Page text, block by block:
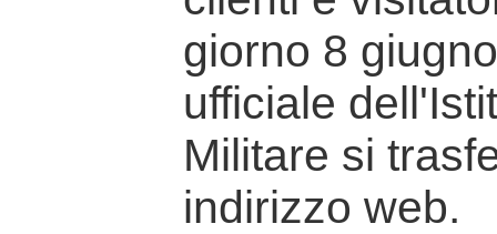
giorno 8
ufficiale
Militare si
indirizzo web.